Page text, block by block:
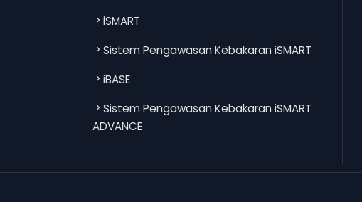
iSMART
Sistem Pengawasan Kebakaran iSMART
iBASE
Sistem Pengawasan Kebakaran iSMART
ADVANCE